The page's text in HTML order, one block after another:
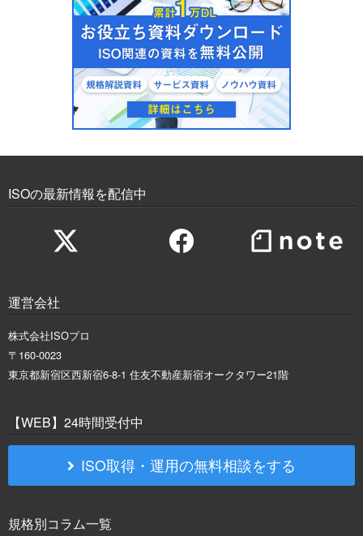
ISOの最新情報を配信中
運営会社
株式会社ISOプロ
〒160-0023
東京都新宿区西新宿6-8-1 住友不動産新宿オークタワー21階
【WEB】24時間受付中
ISO取得・運用の無料相談をする
規格別コラム一覧